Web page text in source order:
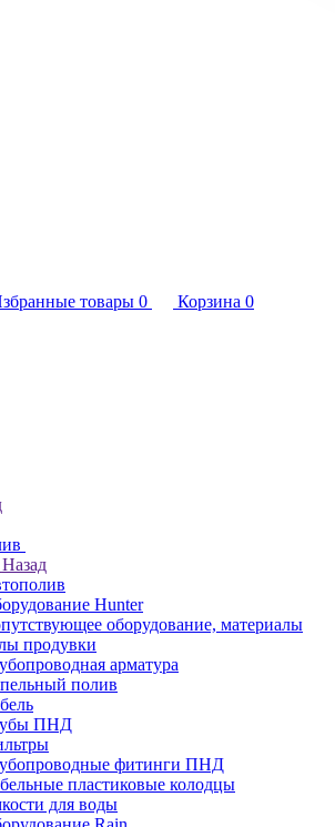
товары 0 Корзина 0
Назад
Hunter
оборудование, материалы
продувки
арматура
полив
ПНД
фитинги ПНД
пластиковые колодцы
для воды